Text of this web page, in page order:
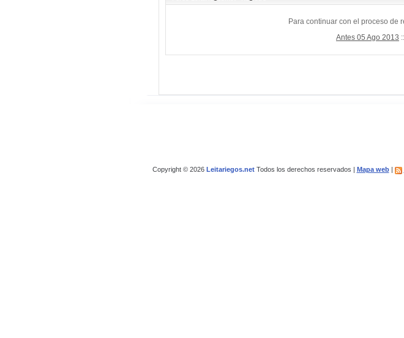
Para continuar con el proceso de
Antes 05 Ago 2013 ::
Copyright © 2026 Leitariegos.netTodos los derechos reservados | Mapa web|